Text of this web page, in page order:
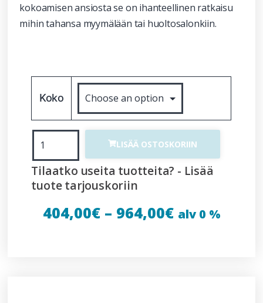
kokoamisen ansiosta se on ihanteellinen ratkaisu
mihin tahansa myymälään tai huoltosalonkiin.
Koko
LISÄÄ OSTOSKORIIN
Tilaatko useita tuotteita? - Lisää
tuote tarjouskoriin
404,00€– 964,00€ alv 0 %